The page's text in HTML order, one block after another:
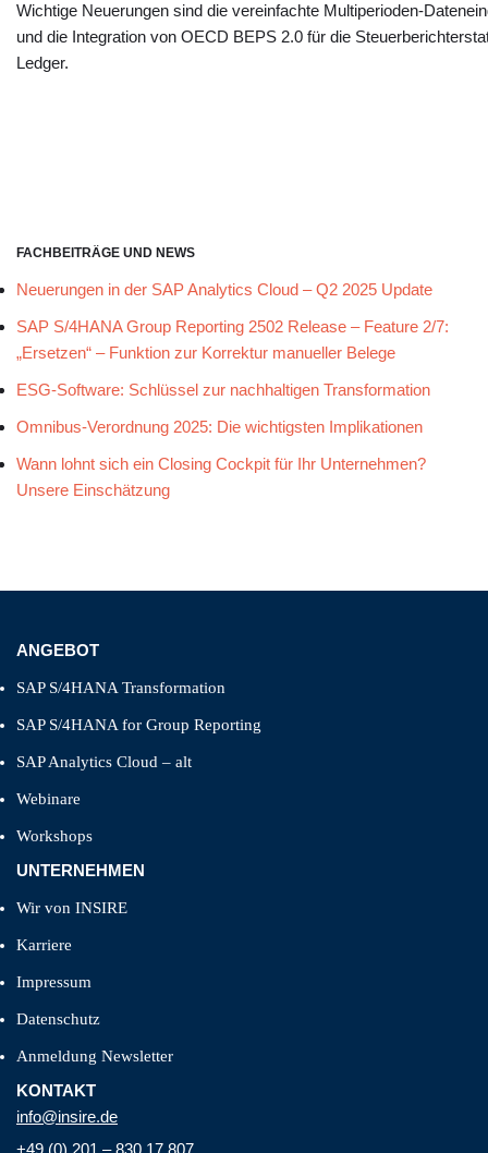
Wichtige Neuerungen sind die vereinfachte Multiperioden-
und die Integration von OECD BEPS 2.0 für die
Ledger.
FACHBEITRÄGE UND NEWS
Neuerungen in der SAP Analytics Cloud – Q2 2025 Update
SAP S/4HANA Group Reporting 2502 Release – Feature 2/7:
„Ersetzen“ – Funktion zur Korrektur manueller Belege
ESG-Software: Schlüssel zur nachhaltigen Transformation
Omnibus-Verordnung 2025: Die wichtigsten Implikationen
Wann lohnt sich ein Closing Cockpit für Ihr Unternehmen?
Unsere Einschätzung
ANGEBOT
SAP S/4HANA Transformation
SAP S/4HANA for Group Reporting
SAP Analytics Cloud – alt
Webinare
Workshops
UNTERNEHMEN
Wir von INSIRE
Karriere
Impressum
Datenschutz
Anmeldung Newsletter
KONTAKT
info@insire.de